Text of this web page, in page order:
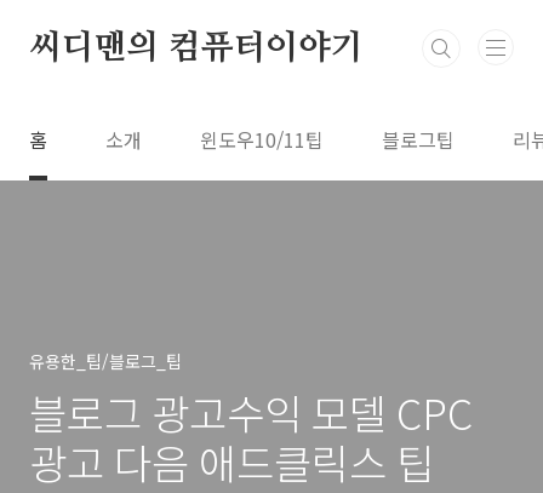
씨디맨의 컴퓨터이야기
홈 소개 윈도우10/11팁 블로그팁 리
유용한_팁/블로그_팁
블로그 광고수익 모델 CPC
광고 다음 애드클릭스 팁